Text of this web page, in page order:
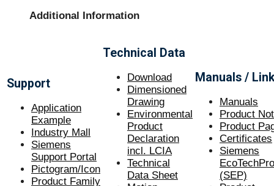
Additional Information
Support
Application
Example
Industry Mall
Siemens
Support Portal
Pictogram/Icon
Product Family
Technical Data
Download
Dimensioned
Drawing
Environmental
Product
Declaration
incl. LCIA
Technical
Data Sheet
Manuals /
Manuals
Product
Product
Certificates
Siemens
(SEP)